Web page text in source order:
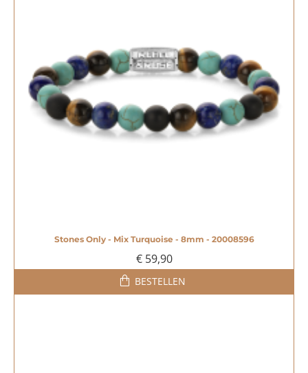
Stones Only - Mix Turquoise - 8mm - 20008596
€ 59,90
BESTELLEN